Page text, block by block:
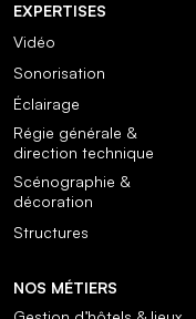
EXPERTISES
Vidéo
Sonorisation
Éclairage
Régie générale &
direction technique
Scénographie &
décoration
Structures
NOS MÉTIERS